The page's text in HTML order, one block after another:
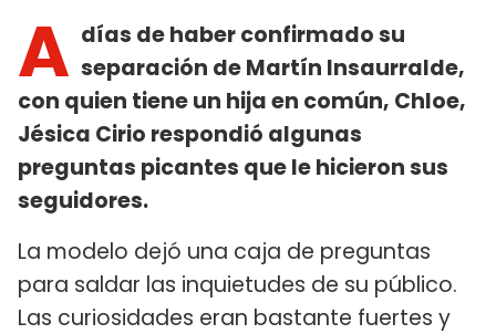
A días de haber confirmado su
separación de Martín Insaurralde,
con quien tiene un hija en común, Chloe,
Jésica Cirio respondió algunas
preguntas picantes que le hicieron sus
seguidores.
La modelo dejó una caja de preguntas
para saldar las inquietudes de su público.
Las curiosidades eran bastante fuertes y